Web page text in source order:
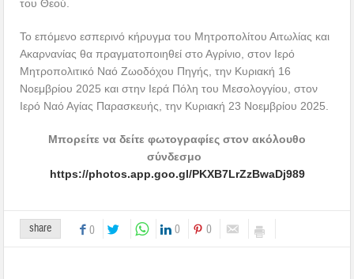
του Θεού.
Το επόμενο εσπερινό κήρυγμα του Μητροπολίτου Αιτωλίας και
Ακαρνανίας θα πραγματοποιηθεί στο Αγρίνιο, στον Ιερό
Μητροπολιτικό Ναό Ζωοδόχου Πηγής, την Κυριακή 16
Νοεμβρίου 2025 και στην Ιερά Πόλη του Μεσολογγίου, στον
Ιερό Ναό Αγίας Παρασκευής, την Κυριακή 23 Νοεμβρίου 2025.
Μπορείτε να δείτε φωτογραφίες στον ακόλουθο
σύνδεσμο
https://photos.app.goo.gl/PKXB7LrZzBwaDj989
share 0 0 0